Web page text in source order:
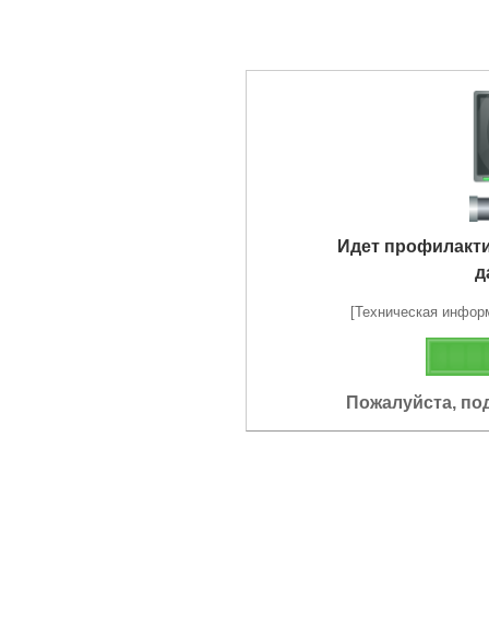
Идет
[Техническая
Пожалуйста,